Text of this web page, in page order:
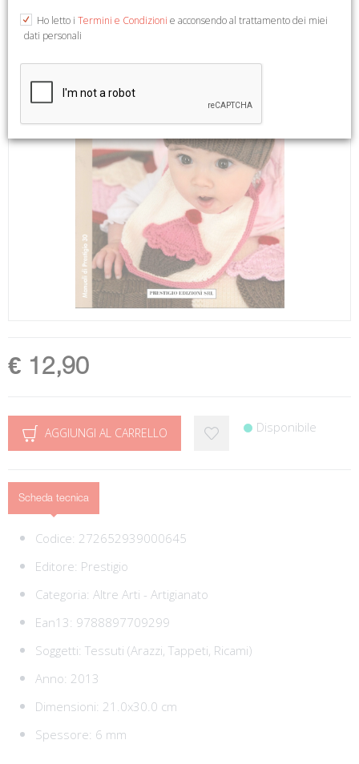
€ 12,90
AGGIUNGI AL CARRELLO Disponibile
Scheda tecnica
Codice: 272652939000645
Editore: Prestigio
Categoria: Altre Arti - Artigianato
Ean13: 9788897709299
Soggetti: Tessuti (Arazzi, Tappeti, Ricami)
Anno: 2013
Dimensioni: 21.0x30.0 cm
Spessore: 6 mm
Ho letto i Termini e Condizioni e acconsendo al trattamento dei miei
dati personali